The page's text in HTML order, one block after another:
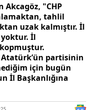
Akcagöz, "CHP
tahlil
uzak kalmıştır. İl
yoktur. İl
Atatürk’ün partisinin
için bugün
İl Başkanlığına